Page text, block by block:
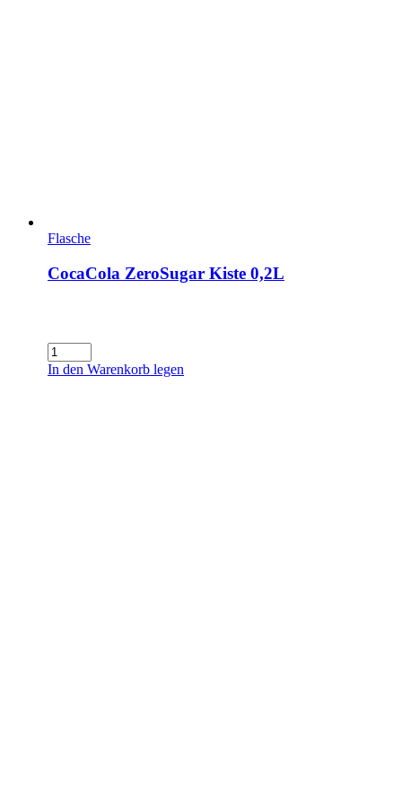
Flasche
CocaCola ZeroSugar Kiste 0,2L
CocaCola
ZeroSugar
In den Warenkorb legen